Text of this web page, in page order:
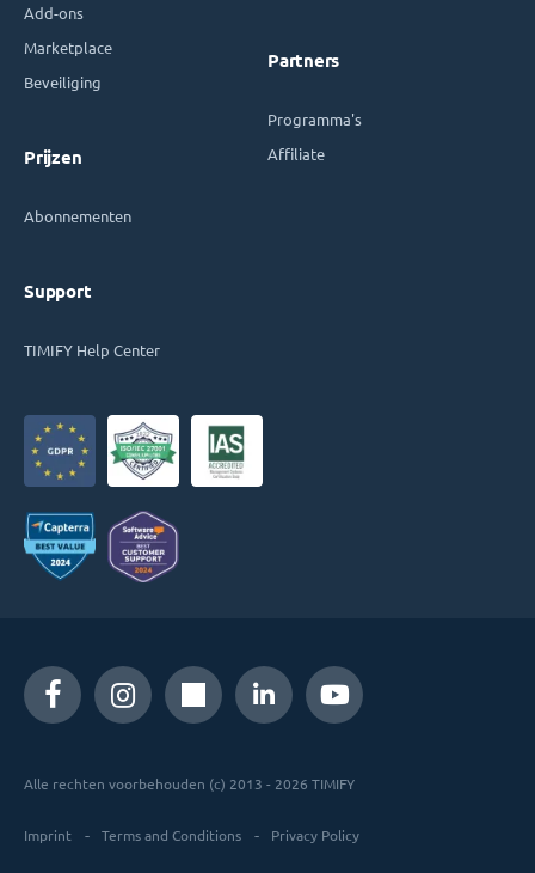
Add-ons
Marketplace
Beveiliging
Prijzen
Abonnementen
Support
TIMIFY Help Center
Partners
Programma's
Affiliate
Alle rechten voorbehouden (c) 2013 - 2026 TIMIFY
Imprint Terms and Conditions Privacy Policy